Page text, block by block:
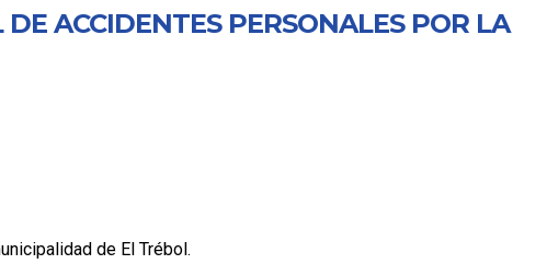
ACCIDENTES PERSONALES POR LA
de El Trébol.